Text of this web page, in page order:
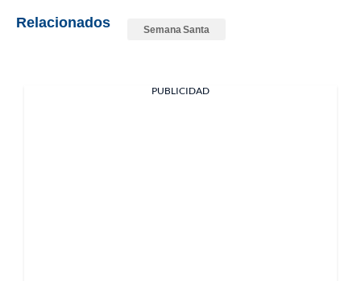
Relacionados Semana Santa
PUBLICIDAD